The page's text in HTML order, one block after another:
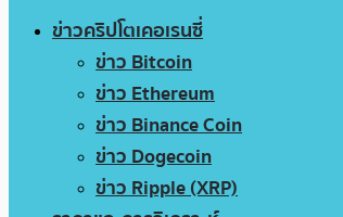
ข่าวคริปโตเคอเรนซี่
ข่าว Bitcoin
ข่าว Ethereum
ข่าว Binance Coin
ข่าว Dogecoin
ข่าว Ripple (XRP)